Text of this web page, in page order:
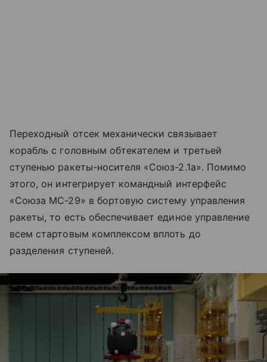
Переходный отсек механически связывает
корабль с головным обтекателем и третьей
ступенью ракеты-носителя «Союз-2.1а». Помимо
этого, он интегрирует командный интерфейс
«Союза МС-29» в бортовую систему управления
ракеты, то есть обеспечивает единое управление
всем стартовым комплексом вплоть до
разделения ступеней.